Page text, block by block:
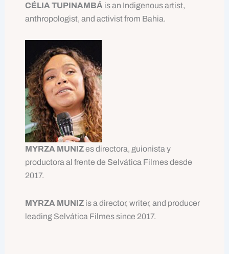
CÉLIA TUPINAMBÁ is an Indigenous artist,
anthropologist, and activist from Bahia.
MYRZA MUNIZes directora, guionista y
productora al frente de Selvática Filmes desde
2017.
MYRZA MUNIZis a director, writer, and producer
leading Selvática Filmes since 2017.